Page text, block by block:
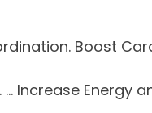
Boost
… Increase Energy